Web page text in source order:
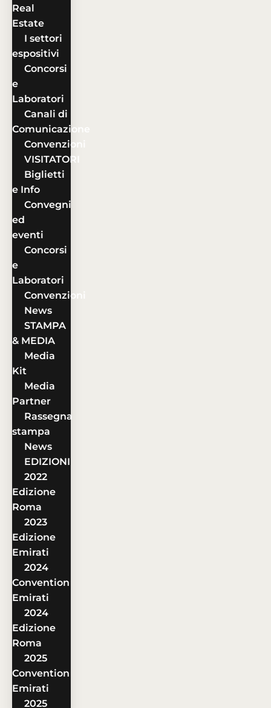
Real
Estate
I settori
espositivi
Concorsi
e
Laboratori
Canali di
Comunicazione
Convenzioni
VISITATORI
Biglietti
e Info
Convegni
ed
eventi
Concorsi
e
Laboratori
Convenzioni
News
STAMPA
& MEDIA
Media
Kit
Media
Partner
Rassegna
stampa
News
EDIZIONI
2022
Edizione
Roma
2023
Edizione
Emirati
2024
Convention
Emirati
2024
Edizione
Roma
2025
Convention
Emirati
2025